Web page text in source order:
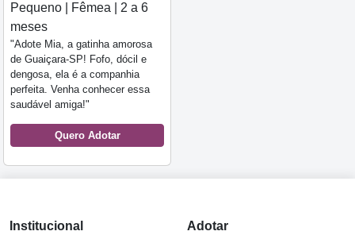
Pequeno | Fêmea | 2 a 6
meses
"Adote Mia, a gatinha amorosa
de Guaiçara-SP! Fofo, dócil e
dengosa, ela é a companhia
perfeita. Venha conhecer essa
saudável amiga!"
Quero Adotar
Institucional
Adotar